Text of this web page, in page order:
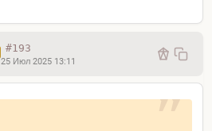
#193
25 Июл 2025 13:11